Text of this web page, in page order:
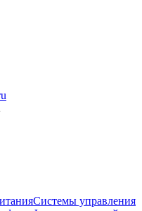
Системы управления